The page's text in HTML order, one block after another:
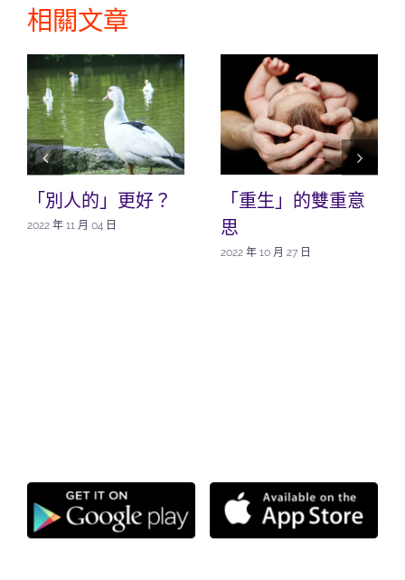
相關文章
「別人的」更好？
2022 年 11 月 04 日
「重生」的雙重意
思
2022 年 10 月 27 日